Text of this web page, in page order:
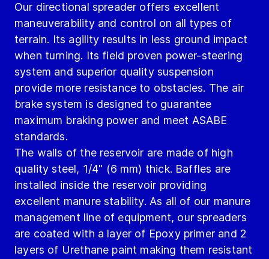
Our directional spreader offers excellent
maneuverability and control on all types of
terrain. Its agility results in less ground impact
when turning. Its field proven power-steering
system and superior quality suspension
provide more resistance to obstacles. The air
brake system is designed to guarantee
maximum braking power and meet ASABE
standards.
The walls of the reservoir are made of high
quality steel, 1/4" (6 mm) thick. Baffles are
installed inside the reservoir providing
excellent manure stability. As all of our manure
management line of equipment, our spreaders
are coated with a layer of Epoxy primer and 2
layers of Urethane paint making them resistant